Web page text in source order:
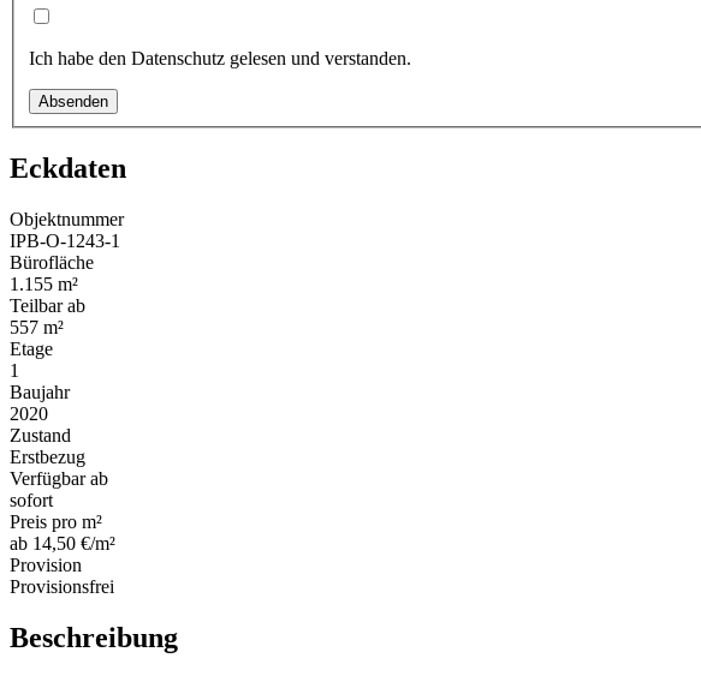
Ich habe den Datenschutz gelesen und verstanden.
Absenden
Eckdaten
Objektnummer
IPB-O-1243-1
Bürofläche
1.155 m²
Teilbar ab
557 m²
Etage
1
Baujahr
2020
Zustand
Erstbezug
Verfügbar ab
sofort
Preis pro m²
ab 14,50 €/m²
Provision
Provisionsfrei
Beschreibung